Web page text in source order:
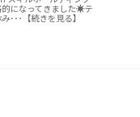
になってきました☀テ
･･･【続きを見る】